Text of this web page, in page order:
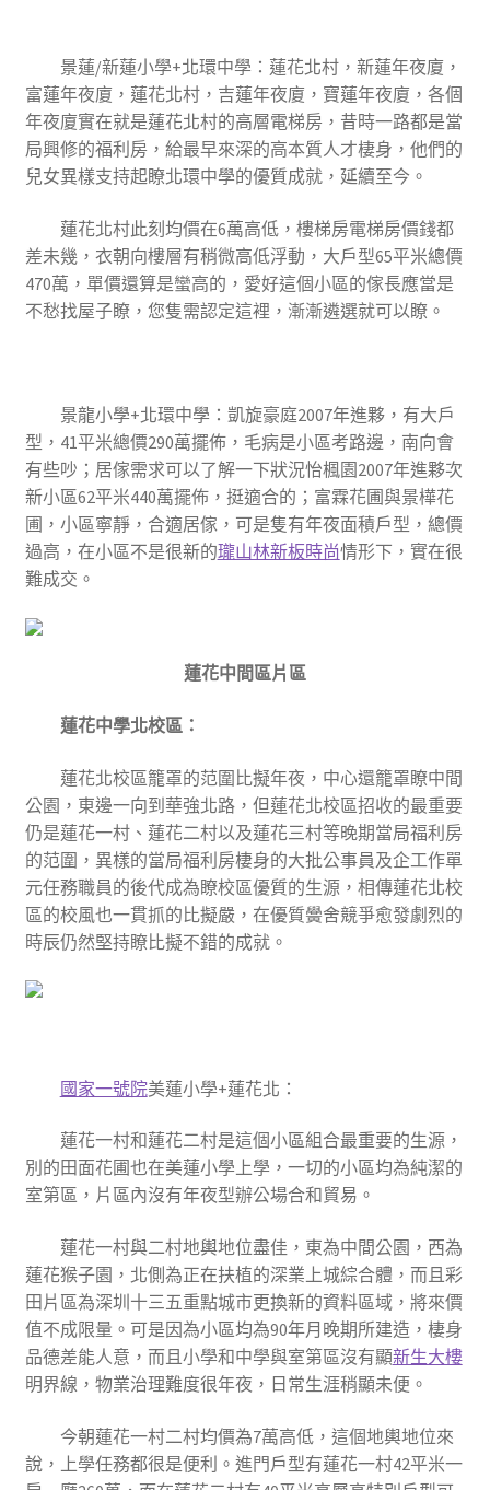
景蓮/新蓮小學+北環中學：蓮花北村，新蓮年夜廈，
富蓮年夜廈，蓮花北村，吉蓮年夜廈，寶蓮年夜廈，各個
年夜廈實在就是蓮花北村的高層電梯房，昔時一路都是當
局興修的福利房，給最早來深的高本質人才棲身，他們的
兒女異樣支持起瞭北環中學的優質成就，延續至今。
蓮花北村此刻均價在6萬高低，樓梯房電梯房價錢都
差未幾，衣朝向樓層有稍微高低浮動，大戶型65平米總價
470萬，單價還算是蠻高的，愛好這個小區的傢長應當是
不愁找屋子瞭，您隻需認定這裡，漸漸遴選就可以瞭。
景龍小學+北環中學：凱旋豪庭2007年進夥，有大戶
型，41平米總價290萬擺佈，毛病是小區考路邊，南向會
有些吵；居傢需求可以了解一下狀況怡楓園2007年進夥次
新小區62平米440萬擺佈，挺適合的；富霖花圃與景樺花
圃，小區寧靜，合適居傢，可是隻有年夜面積戶型，總價
過高，在小區不是很新的瓏山林新板時尚情形下，實在很
難成交。
蓮花中間區片區
蓮花中學北校區：
蓮花北校區籠罩的范圍比擬年夜，中心還籠罩瞭中間
公園，東邊一向到華強北路，但蓮花北校區招收的最重要
仍是蓮花一村、蓮花二村以及蓮花三村等晚期當局福利房
的范圍，異樣的當局福利房棲身的大批公事員及企工作單
元任務職員的後代成為瞭校區優質的生源，相傳蓮花北校
區的校風也一貫抓的比擬嚴，在優質黌舍競爭愈發劇烈的
時辰仍然堅持瞭比擬不錯的成就。
國家一號院美蓮小學+蓮花北 ：
蓮花一村和蓮花二村是這個小區組合最重要的生源，
別的田面花圃也在美蓮小學上學，一切的小區均為純潔的
室第區，片區內沒有年夜型辦公場合和貿易。
蓮花一村與二村地輿地位盡佳，東為中間公園，西為
蓮花猴子園，北側為正在扶植的深業上城綜合體，而且彩
田片區為深圳十三五重點城市更換新的資料區域，將來價
值不成限量。可是因為小區均為90年月晚期所建造，棲身
品德差能人意，而且小學和中學與室第區沒有顯新生大樓
明界線，物業治理難度很年夜，日常生涯稍顯未便。
今朝蓮花一村二村均價為7萬高低，這個地輿地位來
說，上學任務都很是便利。進門戶型有蓮花一村42平米一